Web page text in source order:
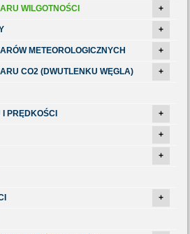
WILGOTNOŚCI +
+
METEOROLOGICZNYCH +
CO2 (DWUTLENKU WĘGLA) +
PRĘDKOŚCI +
+
+
+